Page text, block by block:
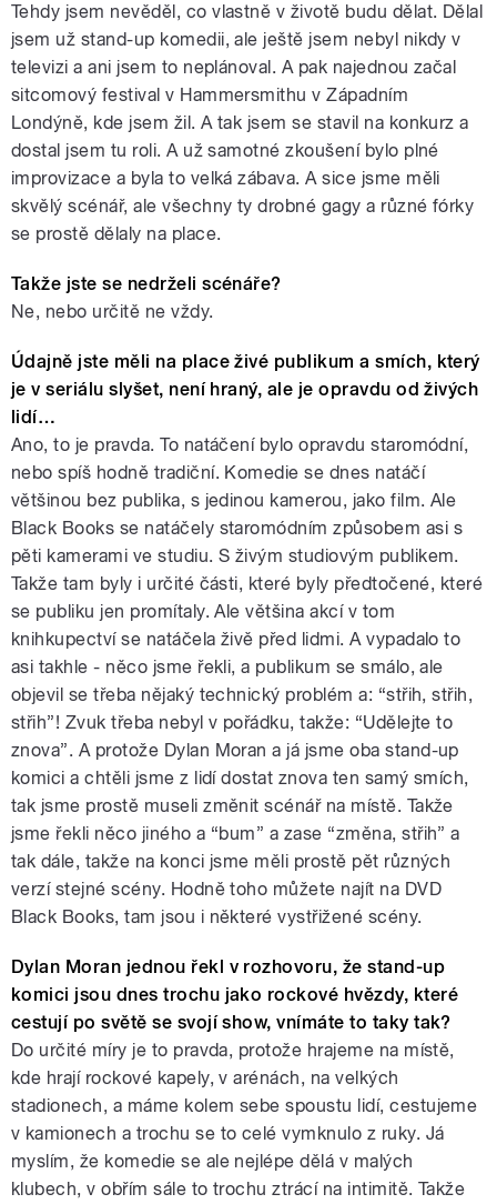
Tehdy jsem nevěděl, co vlastně v životě budu dělat. Dělal
jsem už stand-up komedii, ale ještě jsem nebyl nikdy v
televizi a ani jsem to neplánoval. A pak najednou začal
sitcomový festival v Hammersmithu v Západním
Londýně, kde jsem žil. A tak jsem se stavil na konkurz a
dostal jsem tu roli. A už samotné zkoušení bylo plné
improvizace a byla to velká zábava. A sice jsme měli
skvělý scénář, ale všechny ty drobné gagy a různé fórky
se prostě dělaly na place.
Takže jste se nedrželi scénáře?
Ne, nebo určitě ne vždy.
Údajně jste měli na place živé publikum a smích, který
je v seriálu slyšet, není hraný, ale je opravdu od živých
lidí…
Ano, to je pravda. To natáčení bylo opravdu staromódní,
nebo spíš hodně tradiční. Komedie se dnes natáčí
většinou bez publika, s jedinou kamerou, jako film. Ale
Black Books se natáčely staromódním způsobem asi s
pěti kamerami ve studiu. S živým studiovým publikem.
Takže tam byly i určité části, které byly předtočené, které
se publiku jen promítaly. Ale většina akcí v tom
knihkupectví se natáčela živě před lidmi. A vypadalo to
asi takhle - něco jsme řekli, a publikum se smálo, ale
objevil se třeba nějaký technický problém a: “střih, střih,
střih”! Zvuk třeba nebyl v pořádku, takže: “Udělejte to
znova”. A protože Dylan Moran a já jsme oba stand-up
komici a chtěli jsme z lidí dostat znova ten samý smích,
tak jsme prostě museli změnit scénář na místě. Takže
jsme řekli něco jiného a “bum” a zase “změna, střih” a
tak dále, takže na konci jsme měli prostě pět různých
verzí stejné scény. Hodně toho můžete najít na DVD
Black Books, tam jsou i některé vystřižené scény.
Dylan Moran jednou řekl v rozhovoru, že stand-up
komici jsou dnes trochu jako rockové hvězdy, které
cestují po světě se svojí show, vnímáte to taky tak?
Do určité míry je to pravda, protože hrajeme na místě,
kde hrají rockové kapely, v arénách, na velkých
stadionech, a máme kolem sebe spoustu lidí, cestujeme
v kamionech a trochu se to celé vymknulo z ruky. Já
myslím, že komedie se ale nejlépe dělá v malých
klubech, v obřím sále to trochu ztrácí na intimitě. Takže